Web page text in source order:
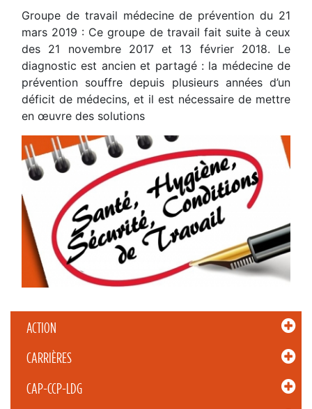
ACTION
CARRIÈRES
CAP-CCP-LDG
Groupe de travail médecine de prévention du 21
mars 2019 : Ce groupe de travail fait suite à ceux
des 21 novembre 2017 et 13 février 2018. Le
diagnostic est ancien et partagé : la médecine de
prévention souffre depuis plusieurs années d’un
déficit de médecins, et il est nécessaire de mettre
en œuvre des solutions